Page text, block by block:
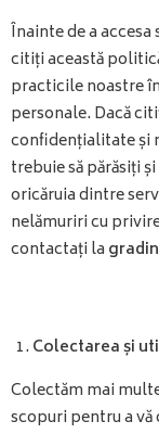
Înainte de a
citiți această
practicile noastre
personale. Dacă
confidențialitate și
trebuie să părăsiți
oricăruia dintre
nelămuriri cu
contactați la
Colectarea și
Colectăm mai
scopuri pentru a